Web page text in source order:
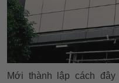
Mới thành lập cách